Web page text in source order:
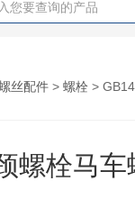
丝配件 > 螺栓 >
螺栓马车